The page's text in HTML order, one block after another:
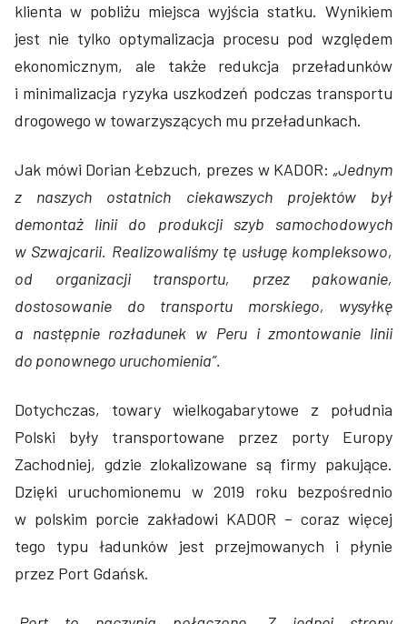
klienta w pobliżu miejsca wyjścia statku. Wynikiem
jest nie tylko optymalizacja procesu pod wzglę­dem
ekonomicznym, ale także redukcja przeładunków
i minimalizacja ryzyka uszkodzeń podczas transportu
drogowego w towarzyszących mu przeładunkach.
Jak mówi Dorian Łebzuch, prezes w KADOR: „Jednym
z naszych ostatnich ciekawszych projektów był
demontaż linii do produkcji szyb samochodowych
w Szwajcarii. Realizowaliśmy tę usługę kompleksowo,
od organizacji transportu, przez pakowanie,
dostosowanie do transportu morskiego, wysyłkę
a następnie rozładunek w Peru i zmontowanie linii
do ponownego uruchomienia”.
Dotychczas, towary wielkogabarytowe z południa
Polski były transportowane przez porty Europy
Zachodniej, gdzie zlokalizowane są firmy pakujące.
Dzięki uruchomionemu w 2019 roku bezpośrednio
w polskim porcie zakładowi KADOR – coraz więcej
tego typu ładunków jest przejmowanych i płynie
przez Port Gdańsk.